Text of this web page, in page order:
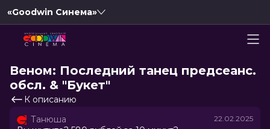
«Goodwin Синема»
Веном: Последний танец предсеанс.
обсл. & "Букет"
К описанию
Танюша
22.02.2025